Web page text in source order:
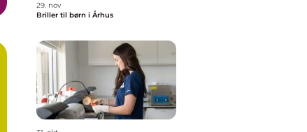
29. nov
Briller til børn i Århus